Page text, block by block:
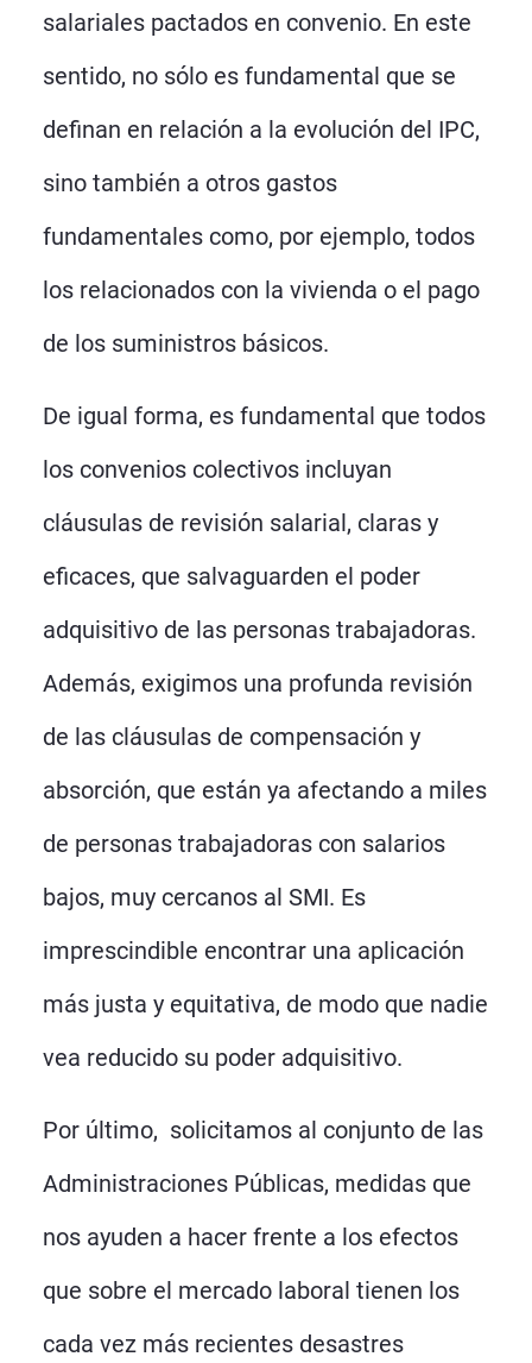
salariales pactados en convenio. En este
sentido, no sólo es fundamental que se
definan en relación a la evolución del IPC,
sino también a otros gastos
fundamentales como, por ejemplo, todos
los relacionados con la vivienda o el pago
de los suministros básicos.
De igual forma, es fundamental que todos
los convenios colectivos incluyan
cláusulas de revisión salarial, claras y
eficaces, que salvaguarden el poder
adquisitivo de las personas trabajadoras.
Además, exigimos una profunda revisión
de las cláusulas de compensación y
absorción, que están ya afectando a miles
de personas trabajadoras con salarios
bajos, muy cercanos al SMI. Es
imprescindible encontrar una aplicación
más justa y equitativa, de modo que nadie
vea reducido su poder adquisitivo.
Por último, solicitamos al conjunto de las
Administraciones Públicas, medidas que
nos ayuden a hacer frente a los efectos
que sobre el mercado laboral tienen los
cada vez más recientes desastres